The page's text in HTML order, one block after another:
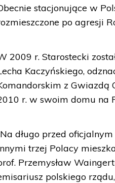
stacjonujące w
po agresji
2009 r. Starostecki
Kaczyńskiego,
z Gwiazdą
r. w swoim domu na
długo przed
trzej Polacy
Przemysław
polskiego